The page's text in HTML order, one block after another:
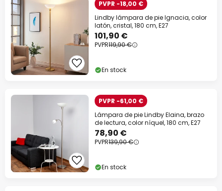
PVPR -18,00 €
Lindby lámpara de pie Ignacia, color
latón, cristal, 180 cm, E27
101,90 €
PVPR119,90 €
En stock
PVPR -61,00 €
Lámpara de pie Lindby Elaina, brazo
de lectura, color níquel, 180 cm, E27
78,90 €
PVPR139,90 €
En stock